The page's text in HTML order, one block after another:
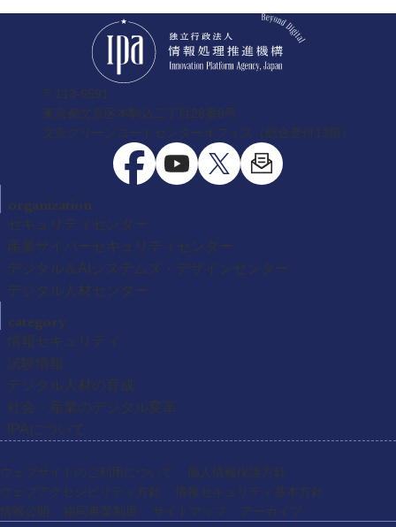
〒113-6591
東京都文京区本駒込二丁目28番8号
文京グリーンコートセンターオフィス（総合受付13階）
organization
セキュリティセンター
産業サイバーセキュリティセンター
デジタル＆AIシステムズ・デザインセンター
デジタル人材センター
category
情報セキュリティ
試験情報
デジタル人材の育成
社会・産業のデジタル変革
IPAについて
ウェブサイトのご利用について
個人情報保護方針
ウェブアクセシビリティ方針
情報セキュリティ基本方針
情報公開
協同事業制度 サイトマップ
アーカイブ